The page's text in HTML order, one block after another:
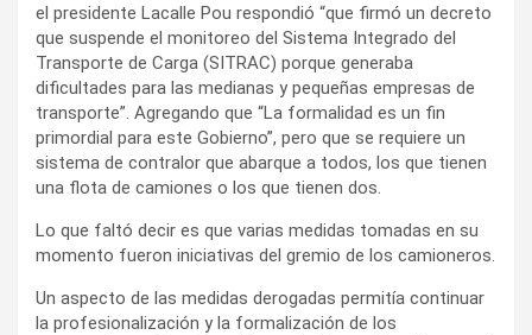
el presidente Lacalle Pou respondió “que firmó un decreto
que suspende el monitoreo del Sistema Integrado del
Transporte de Carga (SITRAC) porque generaba
dificultades para las medianas y pequeñas empresas de
transporte”. Agregando que “La formalidad es un fin
primordial para este Gobierno”, pero que se requiere un
sistema de contralor que abarque a todos, los que tienen
una flota de camiones o los que tienen dos.
Lo que faltó decir es que varias medidas tomadas en su
momento fueron iniciativas del gremio de los camioneros.
Un aspecto de las medidas derogadas permitía continuar
la profesionalización y la formalización de los